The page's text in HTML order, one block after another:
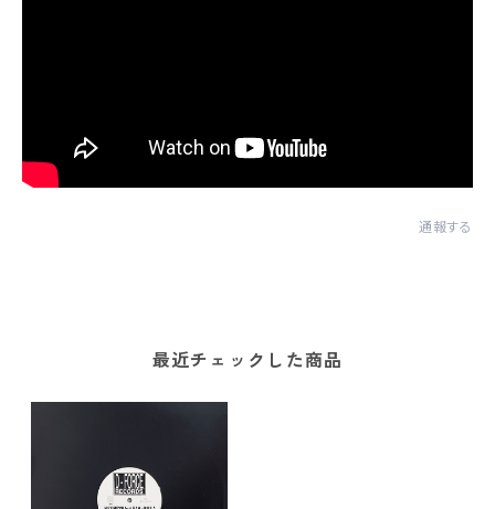
通報する
最近チェックした商品